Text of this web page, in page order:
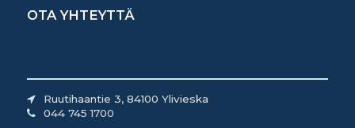
OTA YHTEYTTÄ
Ruutihaantie 3, 84100 Ylivieska
044 745 1700